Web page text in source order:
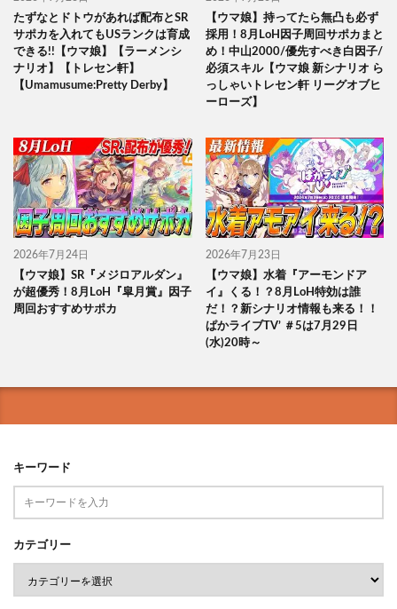
たずなとドトウがあれば配布とSR
サポカを入れてもUSランクは育成
できる!!【ウマ娘】【ラーメンシ
ナリオ】【トレセン軒】
【Umamusume:Pretty Derby】
【ウマ娘】持ってたら無凸も必ず
採用！8月LoH因子周回サポカまと
め！中山2000/優先すべき白因子/
必須スキル【ウマ娘 新シナリオ ら
っしゃいトレセン軒 リーグオブヒ
ーローズ】
2026年7月24日
【ウマ娘】SR『メジロアルダン』
が超優秀！8月LoH『皐月賞』因子
周回おすすめサポカ
2026年7月23日
【ウマ娘】水着『アーモンドア
イ』くる！？8月LoH特効は誰
だ！？新シナリオ情報も来る！！
ぱかライブTV’ ＃5は7月29日
(水)20時～
キーワード
カテゴリー